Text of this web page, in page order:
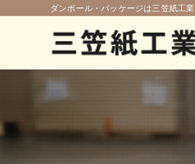
ダンボール・パッケージは三笠紙工業